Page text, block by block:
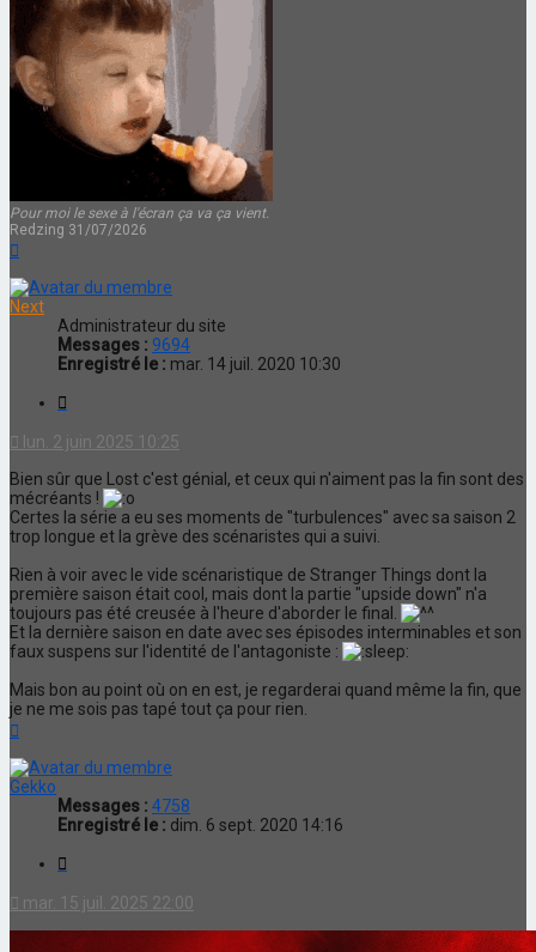
Pour moi le sexe à l'écran ça va ça vient.
Redzing 31/07/2026
Next
Administrateur du site
Messages : 9694
Enregistré le : mar. 14 juil. 2020 10:30
lun. 2 juin 2025 10:25
Bien sûr que Lost c'est génial, et ceux qui n'aiment pas la fin sont des
mécréants !
Certes la série a eu ses moments de "turbulences" avec sa saison 2
trop longue et la grève des scénaristes qui a suivi.
Rien à voir avec le vide scénaristique de Stranger Things dont la
première saison était cool, mais dont la partie "upside down" n'a
toujours pas été creusée à l'heure d'aborder le final.
Et la dernière saison en date avec ses épisodes interminables et son
faux suspens sur l'identité de l'antagoniste :
Mais bon au point où on en est, je regarderai quand même la fin, que
je ne me sois pas tapé tout ça pour rien.
Gekko
Messages : 4758
Enregistré le : dim. 6 sept. 2020 14:16
mar. 15 juil. 2025 22:00